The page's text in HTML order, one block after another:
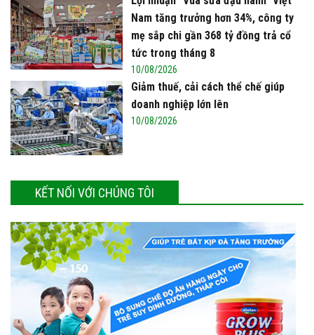
Nam tăng trưởng hơn 34%, công ty
mẹ sắp chi gần 368 tỷ đồng trả cổ
tức trong tháng 8
10/08/2026
Giảm thuế, cải cách thể chế giúp
doanh nghiệp lớn lên
10/08/2026
KẾT NỐI VỚI CHÚNG TÔI